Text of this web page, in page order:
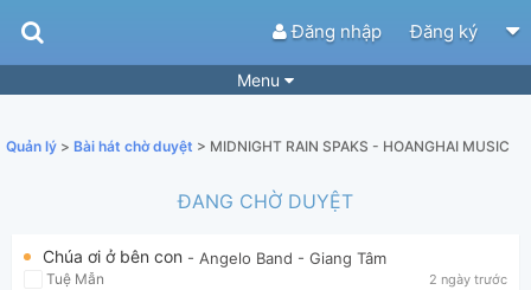
Đăng nhập Đăng ký
Menu
Tìm theo hợp âm Tải ứng dụng
Quản lý > Bài hát chờ duyệt > MIDNIGHT RAIN SPAKS - HOANGHAI MUSIC
ĐANG CHỜ DUYỆT
Chúa ơi ở bên con - Angelo Band - Giang Tâm
Tuệ Mẫn 2 ngày trước